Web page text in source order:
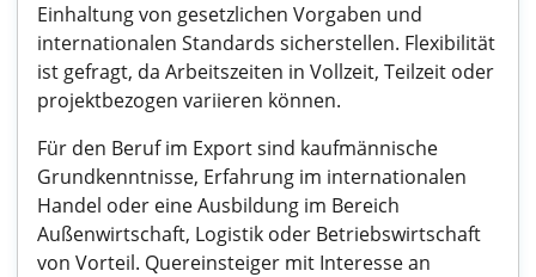
Einhaltung von gesetzlichen Vorgaben und
internationalen Standards sicherstellen. Flexibilität
ist gefragt, da Arbeitszeiten in Vollzeit, Teilzeit oder
projektbezogen variieren können.
Für den Beruf im Export sind kaufmännische
Grundkenntnisse, Erfahrung im internationalen
Handel oder eine Ausbildung im Bereich
Außenwirtschaft, Logistik oder Betriebswirtschaft
von Vorteil. Quereinsteiger mit Interesse an